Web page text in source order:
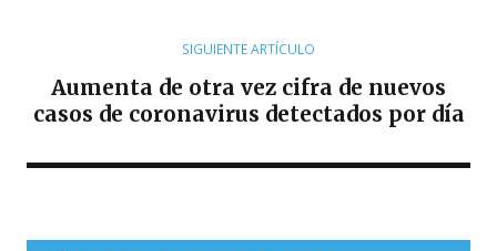
SIGUIENTE ARTÍCULO
Aumenta de otra vez cifra de nuevos
casos de coronavirus detectados por día